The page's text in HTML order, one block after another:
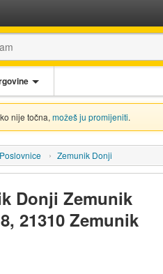
nije točna, možeš ju promijeniti.
Poslovnice Zemunik Donji
Donji Zemunik
21310 Zemunik